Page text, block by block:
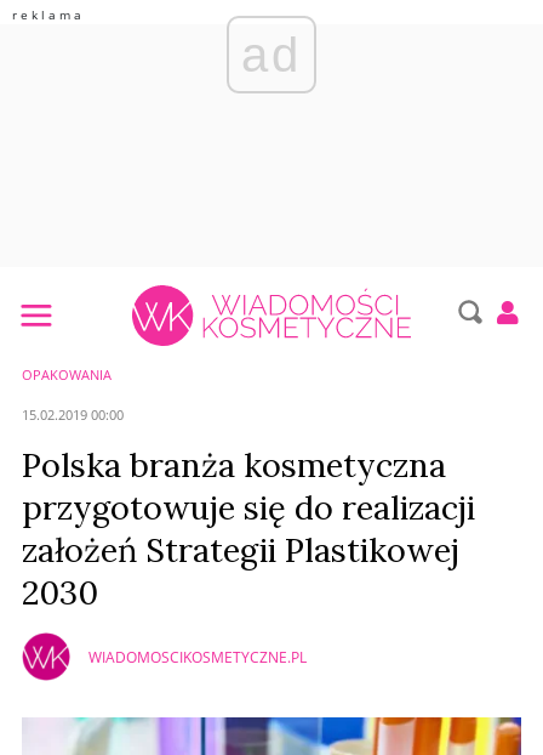
ad
OPAKOWANIA
15.02.2019 00:00
Polska branża kosmetyczna
przygotowuje się do realizacji
założeń Strategii Plastikowej
2030
WIADOMOSCIKOSMETYCZNE.PL